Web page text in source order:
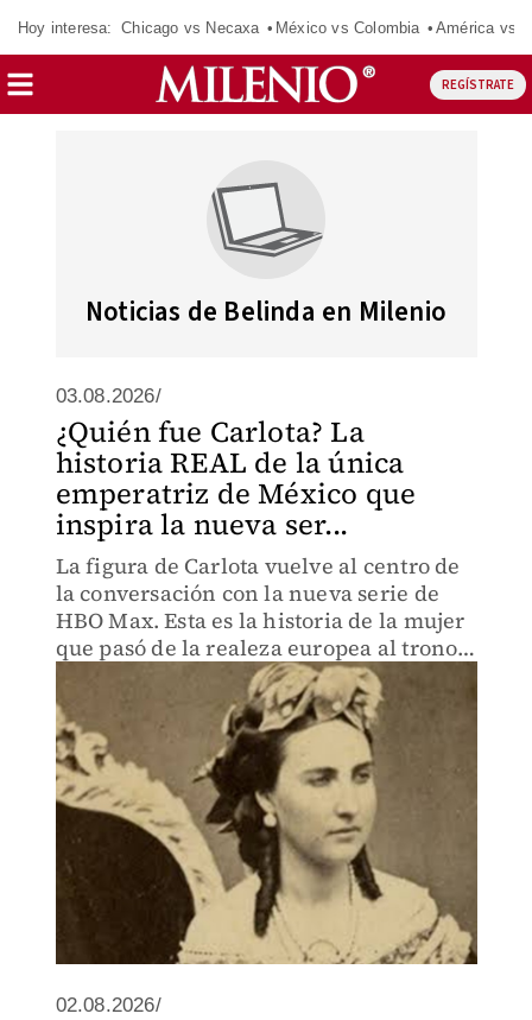
Hoy interesa: Chicago vs Necaxa México vs Colombia América vs
REGÍSTRATE
Noticias de Belinda en Milenio
03.08.2026/
¿Quién fue Carlota? La
historia REAL de la única
emperatriz de México que
inspira la nueva ser...
La figura de Carlota vuelve al centro de
la conversación con la nueva serie de
HBO Max. Esta es la historia de la mujer
que pasó de la realeza europea al trono
02.08.2026/